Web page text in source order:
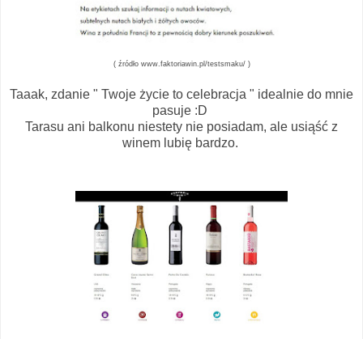
( źródło www.faktoriawin.pl/testsmaku/ )
Taaak, zdanie " Twoje życie to celebracja " idealnie do mnie
pasuje :D
Tarasu ani balkonu niestety nie posiadam, ale usiąść z
winem lubię bardzo.